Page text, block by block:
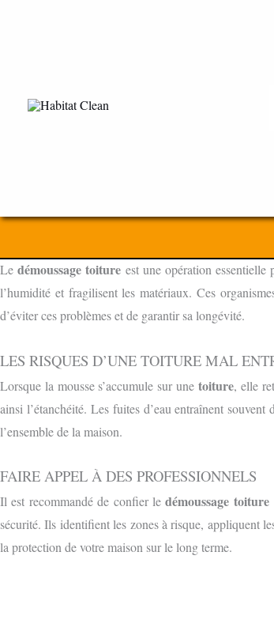
ENTREPRISE DE DÈMOUSSAGE DE
Le démoussage toitureest une opération essentielle
l’humidité et fragilisent les matériaux. Ces
d’éviter ces problèmes et de garantir sa longévité.
LES RISQUES D’UNE TOITURE MAL
Lorsque la mousse s’accumule sur une toiture, elle
ainsi l’étanchéité. Les fuites d’eau entraînent
l’ensemble de la maison.
FAIRE APPEL À DES PROFESSIONNELS
Il est recommandé de confier ledémoussage toiture
sécurité. Ils identifient les zones à risque, appliquent
la protection de votre maison sur le long terme.